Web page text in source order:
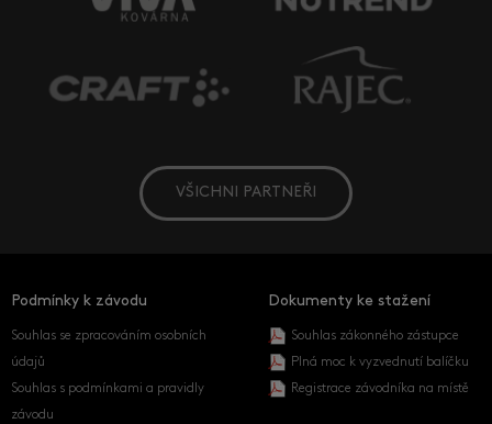
VŠICHNI PARTNEŘI
Podmínky k závodu
Souhlas se zpracováním osobních
údajů
Souhlas s podmínkami a pravidly
závodu
Dokumenty ke stažení
Souhlas zákonného zástupce
Plná moc k vyzvednutí balíčku
Registrace závodníka na místě